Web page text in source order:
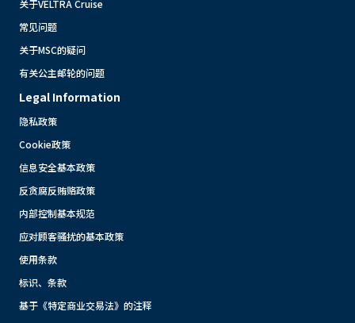
关于VELTRA Cruise
常见问题
关于MSC的疑问
有关公主邮轮的问题
Legal Information
隐私政策
Cookie政策
信息安全基本政策
反贪腐反贿赂政策
内部控制基本规范
应对顾客骚扰的基本政策
使用条款
标识、条款
基于《特定商业交易法》的注释